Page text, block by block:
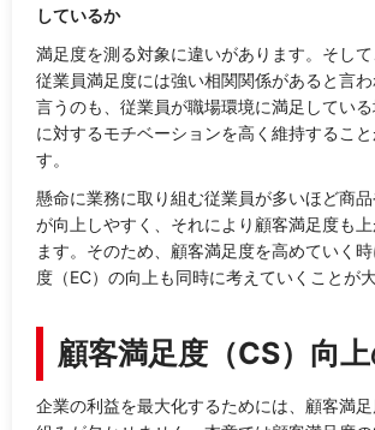
しているか
満足度を測る対象に違いがあります。そし
従業員満足度には強い相関関係があると言
言うのも、従業員が職場環境に満足してい
に対するモチベーションを高く維持するこ
す。
懸命に業務に取り組む従業員が多いほど商
が向上しやすく、それにより顧客満足度も
ます。そのため、顧客満足度を高めていく
度（EC）の向上も同時に考えていくことが大
顧客満足度（CS）向
企業の利益を最大化するためには、顧客満